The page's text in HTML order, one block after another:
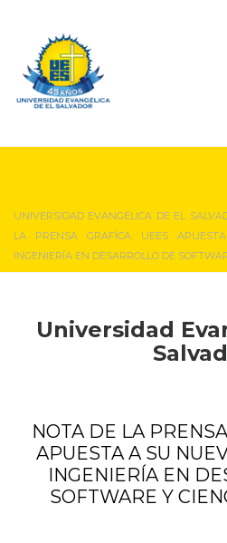
UNIVERSIDAD EVANGÉLICA DE EL
LA PRENSA GRAFÍCA: UEES
INGENIERÍA EN DESARROLLO DE
Universidad
NOTA DE LA
APUESTA A SU
INGENIERÍA EN
SOFTWARE Y